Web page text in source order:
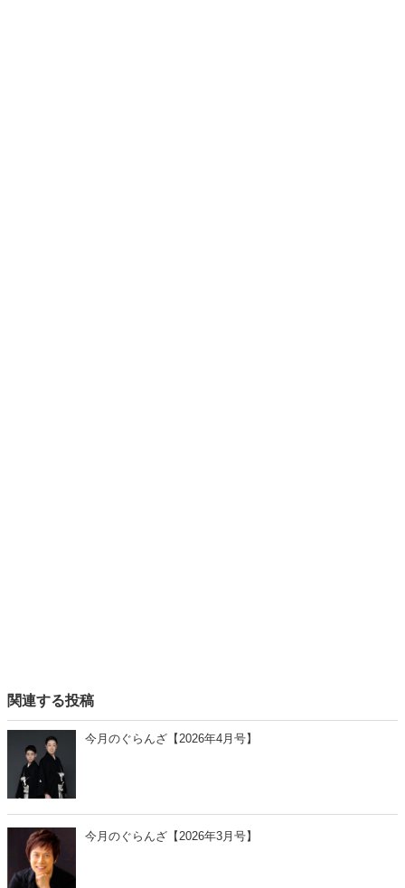
関連する投稿
今月のぐらんざ【2026年4月号】
今月のぐらんざ【2026年3月号】